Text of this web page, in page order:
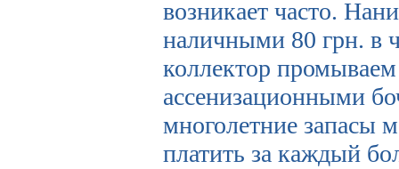
возникает часто.
наличными 80 грн. в
коллектор
ассенизационными
многолетние запасы
платить за каждый